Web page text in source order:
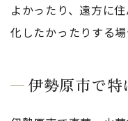
よかったり、遠方に
化したかったりする場
伊勢原市で特